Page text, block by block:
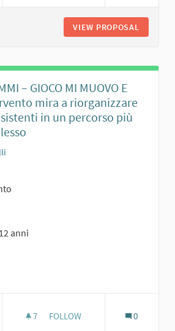
VIEW PROPOSAL
– GIOCO MI MUOVO E
mira a riorganizzare
in un percorso più
anni
7 7 FOLLOWERS
FOLLOW 0